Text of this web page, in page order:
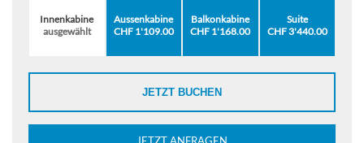
Innenkabine
ausgewählt
Aussenkabine
CHF 1'109.00
Balkonkabine
CHF 1'168.00
Suite
CHF 3'440.00
JETZT BUCHEN
JETZT ANFRAGEN